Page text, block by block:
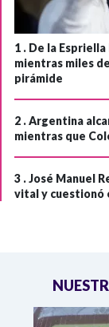
1 . De la
mientras miles
pirámide
2 .Argentina
mientras que
3 .José Manuel
vital y cuestionó